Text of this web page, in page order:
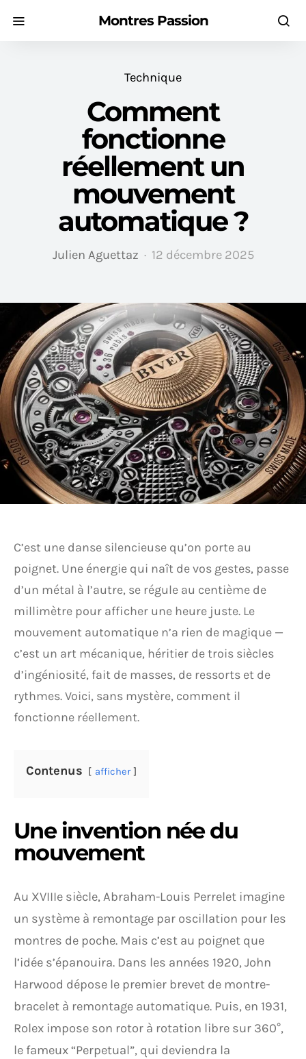
Montres Passion
Technique
Comment
fonctionne
réellement un
mouvement
automatique ?
Julien Aguettaz 12 décembre 2025
C’est une danse silencieuse qu’on porte au
poignet. Une énergie qui naît de vos gestes, passe
d’un métal à l’autre, se régule au centième de
millimètre pour afficher une heure juste. Le
mouvement automatique n’a rien de magique —
c’est un art mécanique, héritier de trois siècles
d’ingéniosité, fait de masses, de ressorts et de
rythmes. Voici, sans mystère, comment il
fonctionne réellement.
Contenus afficher
Une invention née du
mouvement
Au XVIIIe siècle, Abraham-Louis Perrelet imagine
un système à remontage par oscillation pour les
montres de poche. Mais c’est au poignet que
l’idée s’épanouira. Dans les années 1920, John
Harwood dépose le premier brevet de montre-
bracelet à remontage automatique. Puis, en 1931,
Rolex impose son rotor à rotation libre sur 360°,
le fameux “Perpetual”, qui deviendra la